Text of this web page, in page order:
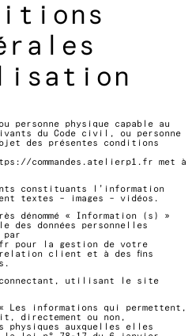
personne physique capable au
du Code civil, ou personne
des présentes conditions
commandes.atelierp1.fr met à
constituants l’information
textes – images – vidéos.
dénommé « Information (s) »
des données personnelles
par
pour la gestion de votre
client et à des fins
utilisant le site
Les informations qui permettent,
directement ou non,
physiques auxquelles elles